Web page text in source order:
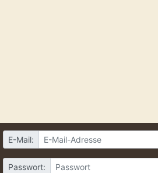
E-Mail:
Passwort: